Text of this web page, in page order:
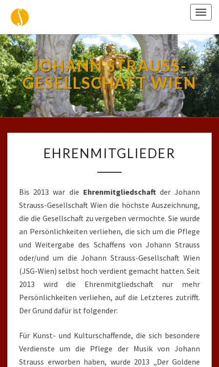
JOHANN STRAUSS-
GESELLSCHAFT WIEN
EHRENMITGLIEDER
Bis 2013 war die Ehrenmitgliedschaft der Johann
Strauss-Gesellschaft Wien die höchste Auszeichnung,
die die Gesellschaft zu vergeben vermochte. Sie wurde
an Persönlichkeiten verliehen, die sich um die Pflege
und Weitergabe des Schaffens von Johann Strauss
oder/und um die Johann Strauss-Gesellschaft Wien
(JSG-Wien) selbst hoch verdient gemacht hatten. Seit
2013 wird die Ehrenmitgliedschaft nur mehr
Persönlichkeiten verliehen, auf die Letzteres zutrifft.
Der Grund dafür ist folgender:
Für Kunst- und Kulturschaffende, die sich besondere
Verdienste um die Pflege der Musik von Johann
Strauss erworben haben, wurde 2013 „Der Goldene